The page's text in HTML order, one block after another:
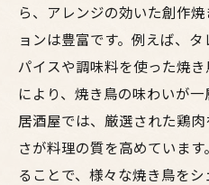
ら、アレンジの効いた創作
ョンは豊富です。例えば、
パイスや調味料を使った焼
により、焼き鳥の味わいが
居酒屋では、厳選された鶏
さが料理の質を高めていま
ることで、様々な焼き鳥を